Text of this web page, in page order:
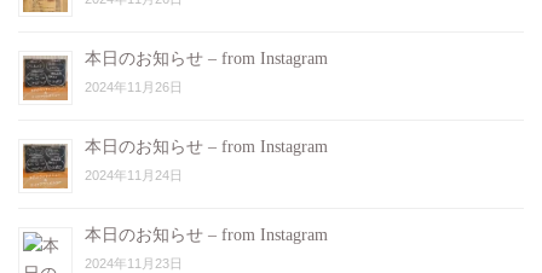
本日のお知らせ – from Instagram
2024年11月26日
本日のお知らせ – from Instagram
2024年11月24日
本日のお知らせ – from Instagram
2024年11月23日